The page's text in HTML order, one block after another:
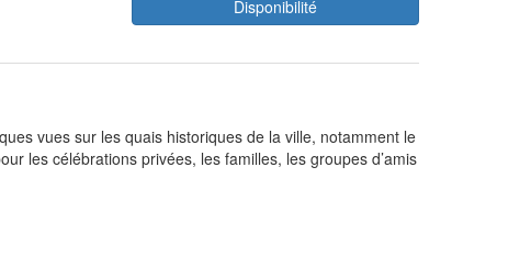
Disponibilité
vues sur les quais historiques de la ville, notamment le
les célébrations privées, les familles, les groupes d’amis